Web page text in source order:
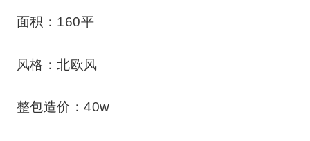
面积：160平
风格：北欧风
整包造价：40w